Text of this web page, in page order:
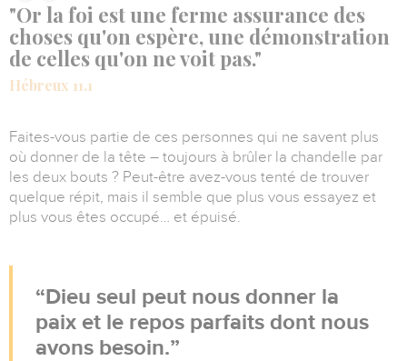
"Or la foi est une ferme assurance des
choses qu'on espère, une démonstration
de celles qu'on ne voit pas."
Hébreux 11.1
Faites-vous partie de ces personnes qui ne savent plus
où donner de la tête – toujours à brûler la chandelle par
les deux bouts ? Peut-être avez-vous tenté de trouver
quelque répit, mais il semble que plus vous essayez et
plus vous êtes occupé… et épuisé.
Dieu seul peut nous donner la
paix et le repos parfaits dont nous
avons besoin.